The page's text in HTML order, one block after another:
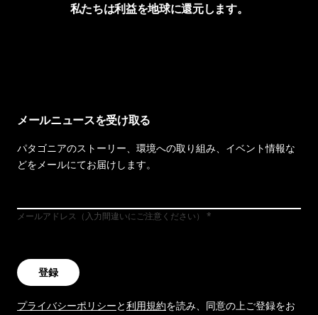
私たちは利益を地球に還元します。
メールニュースを受け取る
パタゴニアのストーリー、環境への取り組み、イベント情報な
どをメールにてお届けします。
メールアドレス（入力間違いにご注意ください）
登録
プライバシーポリシーと利用規約を読み、同意の上ご登録をお